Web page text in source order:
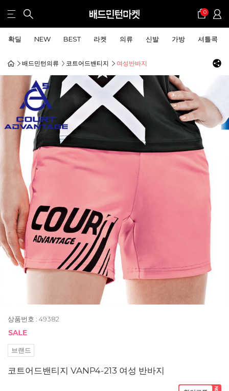
0
확딜 NEW BEST 라켓 의류 신발 가방 셔틀콕
배드민턴의류 코트어드밴티지 여성반바지
상품번호 : 49382
브랜드
코트어드밴티지 VANP4-213 여성 반바지